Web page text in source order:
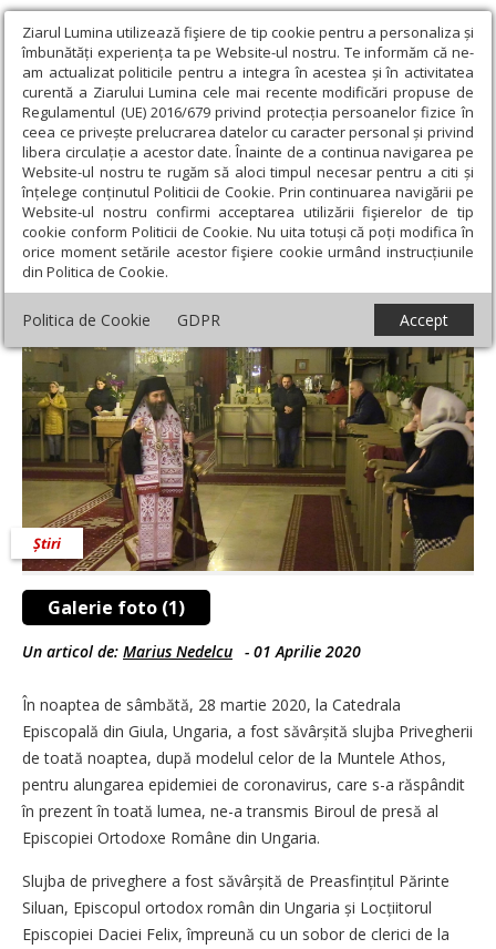
Ziarul Lumina utilizează fişiere de tip cookie pentru a personaliza și
îmbunătăți experiența ta pe Website-ul nostru. Te informăm că ne-
am actualizat politicile pentru a integra în acestea și în activitatea
curentă a Ziarului Lumina cele mai recente modificări propuse de
Regulamentul (UE) 2016/679 privind protecția persoanelor fizice în
ceea ce privește prelucrarea datelor cu caracter personal și privind
libera circulație a acestor date. Înainte de a continua navigarea pe
Website-ul nostru te rugăm să aloci timpul necesar pentru a citi și
înțelege conținutul Politicii de Cookie. Prin continuarea navigării pe
Website-ul nostru confirmi acceptarea utilizării fişierelor de tip
cookie conform Politicii de Cookie. Nu uita totuși că poți modifica în
orice moment setările acestor fişiere cookie urmând instrucțiunile
din Politica de Cookie.
Politica de Cookie GDPR Accept
Ziarul Lumina › Actualitate religioasă › Știri › Priveghere la
Catedrala din Giula, Ungaria, pentru încetarea epidemiei
Priveghere la Catedrala din Giula, Ungaria,
pentru încetarea epidemiei
Galerie foto (1)
Știri
Un articol de: Marius Nedelcu - 01 Aprilie 2020
În noaptea de sâmbătă, 28 martie 2020, la Catedrala
Episcopală din Giula, Ungaria, a fost săvârșită slujba Privegherii
de toată noaptea, după modelul celor de la Muntele Athos,
pentru alungarea epidemiei de coronavirus, care s-a răspândit
în prezent în toată lumea, ne-a transmis Biroul de presă al
Episcopiei Ortodoxe Române din Ungaria.
Slujba de priveghere a fost săvârșită de Preasfințitul Părinte
Siluan, Episcopul ortodox român din Ungaria și Locțiitorul
Episcopiei Daciei Felix, împreună cu un sobor de clerici de la